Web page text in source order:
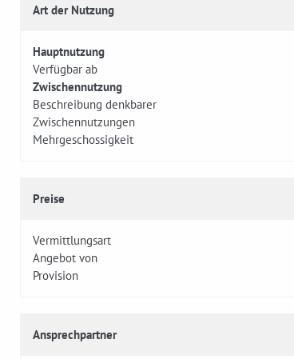
Art der Nutzung
Hauptnutzung
Verfügbar ab
Zwischennutzung
Beschreibung denkbarer
Zwischennutzungen
Mehrgeschossigkeit
Preise
Vermittlungsart
Angebot von
Provision
Ansprechpartner